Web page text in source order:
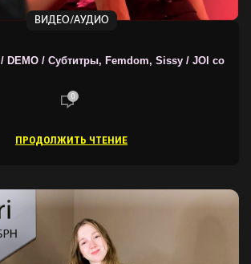
ВИДЕО/АУДИО
DEMO / Субтитры, Femdom, Sissy / JOI со
0
ПРОДОЛЖИТЬ ЧТЕНИЕ